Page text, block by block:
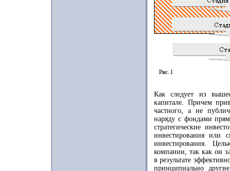
Как следует из
капитале. Причем
частного, а не
наряду с фондами
стратегические
инвестирования или
инвестирования.
компании, так как он
в результате
принципиально